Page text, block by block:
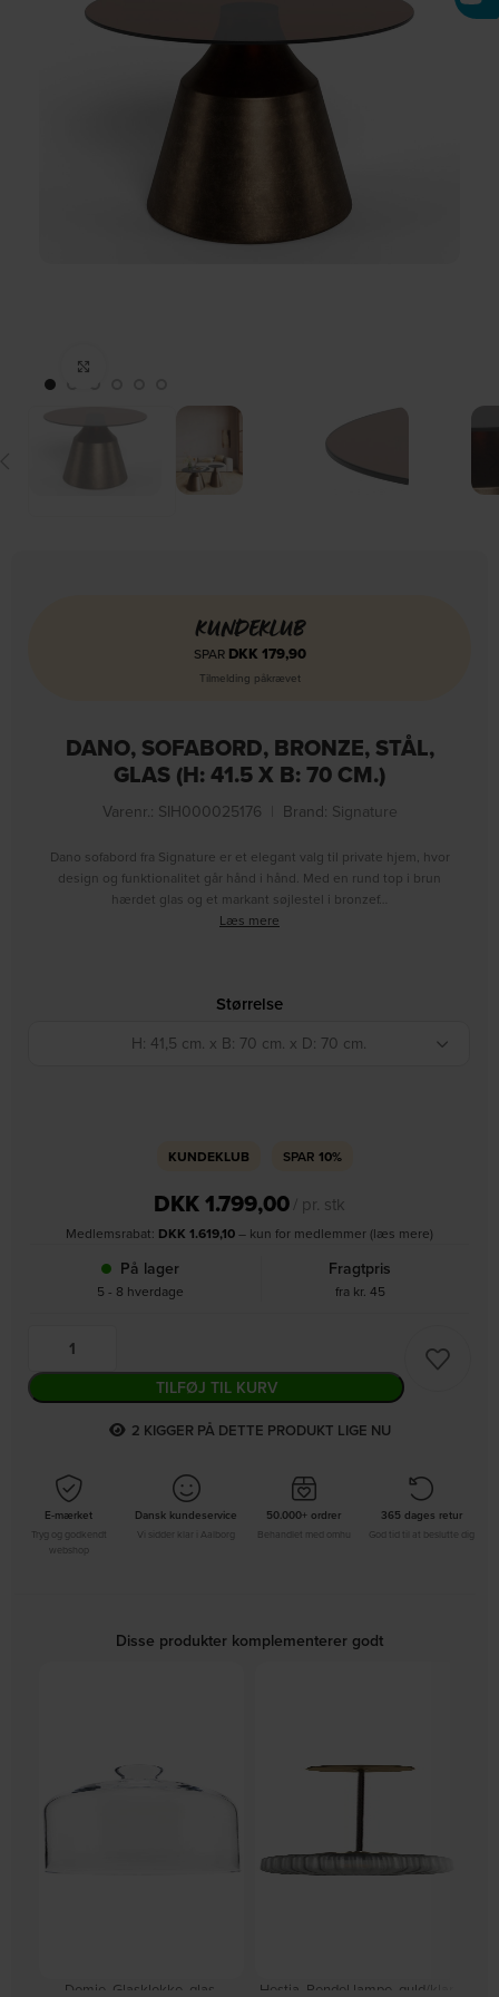
KUNDEKLUB
SPAR DKK 179,90
Tilmelding påkrævet
DANO, SOFABORD, BRONZE, STÅL,
GLAS (H: 41.5 X B: 70 CM.)
Varenr.: SIH000025176 Brand: Signature
Dano sofabord fra Signature er et elegant valg til private hjem, hvor
design og funktionalitet går hånd i hånd. Med en rund top i brun
hærdet glas og et markant søjlestel i bronzef…
Læs mere
Størrelse
H: 41,5 cm. x B: 70 cm. x D: 70 cm.
KUNDEKLUB SPAR 10%
DKK1.799,00/ pr. stk
Medlemsrabat: DKK 1.619,10– kun for medlemmer (læs mere)
På lager
5 - 8 hverdage
Fragtpris
fra kr. 45
TILFØJ TIL KURV
2 KIGGER PÅ DETTE PRODUKT LIGE NU
E-mærket
Tryg og godkendt
Dansk kundeservice
Vi sidder klar i Aalborg
50.000+ ordrer
Behandlet med omhu
365 dages retur
God tid til at beslutte dig
Disse produkter komplementerer godt
Domie, Glasklokke, glas, Hestia, Pendel lampe, guld/klar,